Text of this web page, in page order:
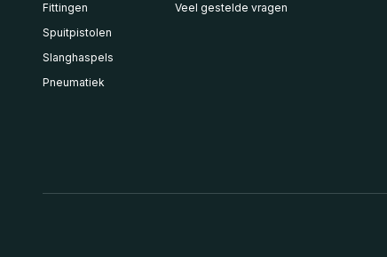
Fittingen
Spuitpistolen
Slanghaspels
Pneumatiek
Veel gestelde vragen